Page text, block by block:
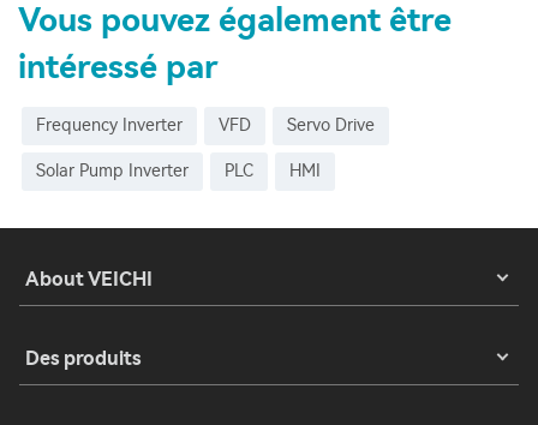
Vous pouvez également être
intéressé par
Frequency Inverter VFD Servo Drive
Solar Pump Inverter PLC HMI
About VEICHI
Des produits